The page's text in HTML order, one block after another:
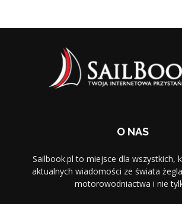
O NAS
Sailbook.pl to miejsce dla wszystkich,
aktualnych wiadomości ze świata
motorowodniactwa i nie